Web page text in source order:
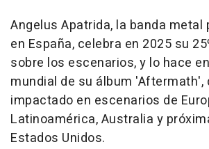
Angelus Apatrida, la banda metal
en España, celebra en 2025 su
sobre los escenarios, y lo hace
mundial de su álbum 'Aftermath',
impactado en escenarios de
Latinoamérica, Australia y
Estados Unidos.